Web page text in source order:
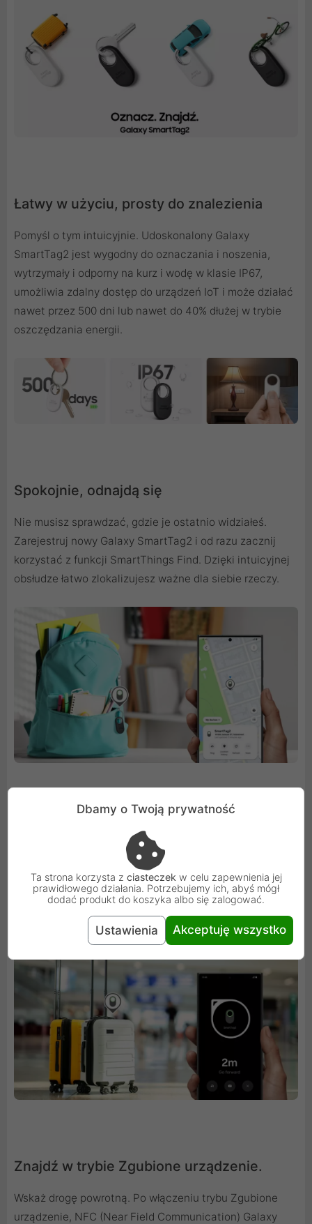
Łatwy w użyciu, prosty do znalezienia
Pomyśl o tym intuicyjnie. Udoskonalony Galaxy
SmartTag2 jest wygodny do oznaczania i noszenia,
wytrzymały i odporny na kurz i wodę w klasie IP67,
umożliwia zdalny dostęp do urządzeń IoT i może działać
nawet przez 500 dni lub nawet do 40% dłużej w trybie
oszczędzania energii.
Spokojnie, odnajdą się
Nie musisz sprawdzać, gdzie je ostatnio widziałeś.
Zarejestruj nowy Galaxy SmartTag2 i od razu zacznij
korzystać z funkcji SmartThings Find. Dzięki intuicyjnej
obsłudze łatwo zlokalizujesz ważne dla siebie rzeczy.
Nie zginęło. Jest w pobliżu.
Coś się zgubiło? Włącz funkcję Szukaj w pobliżu, a tam
skorzystaj z opcji "Znajdź za pomocą aparatu". Jeśli
nadal nie możesz znaleźć urządzenia, SmartTag2 wyda
alert dźwiękowy za pomocą funkcji Ring Your Tag.
Znajdź w trybie Zgubione urządzenie.
Wskaż drogę powrotną. Po włączeniu trybu Zgubione
urządzenie, NFC (Near Field Communication) Galaxy
Dbamy o Twoją prywatność
Ta strona korzysta z ciasteczek w celu zapewnienia jej
prawidłowego działania. Potrzebujemy ich, abyś mógł
dodać produkt do koszyka albo się zalogować.
Ustawienia Akceptuję wszystko